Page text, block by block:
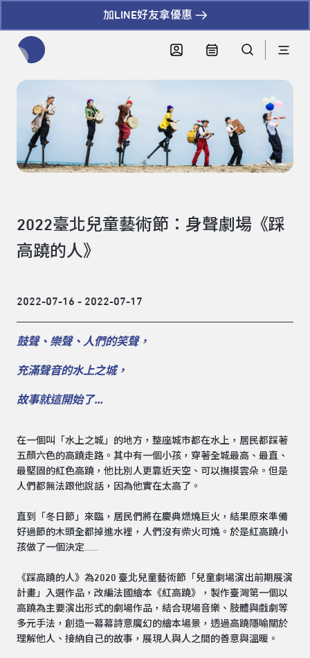
加LINE好友拿優惠
2022臺北兒童藝術節：身聲劇場《踩
高蹺的人》
2022-07-16 - 2022-07-17
鼓聲、樂聲、人們的笑聲，
充滿聲音的水上之城，
故事就這開始了…
在一個叫「水上之城」的地方，整座城市都在水上，居民都踩著
五顏六色的高蹺走路。其中有一個小孩，穿著全城最高、最直、
最堅固的紅色高蹺，他比別人更靠近天空、可以撫摸雲朵。但是
人們都無法跟他說話，因為他實在太高了。
直到「冬日節」來臨，居民們將在慶典燃燒巨火，結果原來準備
好過節的木頭全都掉進水裡，人們沒有柴火可燒。於是紅高蹺小
孩做了一個決定……
《踩高蹺的人》為2020 臺北兒童藝術節「兒童劇場演出前期展演
計畫」入選作品，改編法國繪本《紅高蹺》，製作臺灣第一個以
高蹺為主要演出形式的劇場作品，結合現場音樂、肢體與戲劇等
多元手法，創造一幕幕詩意魔幻的繪本場景，透過高蹺隱喻關於
理解他人、接納自己的故事，展現人與人之間的善意與溫暖。